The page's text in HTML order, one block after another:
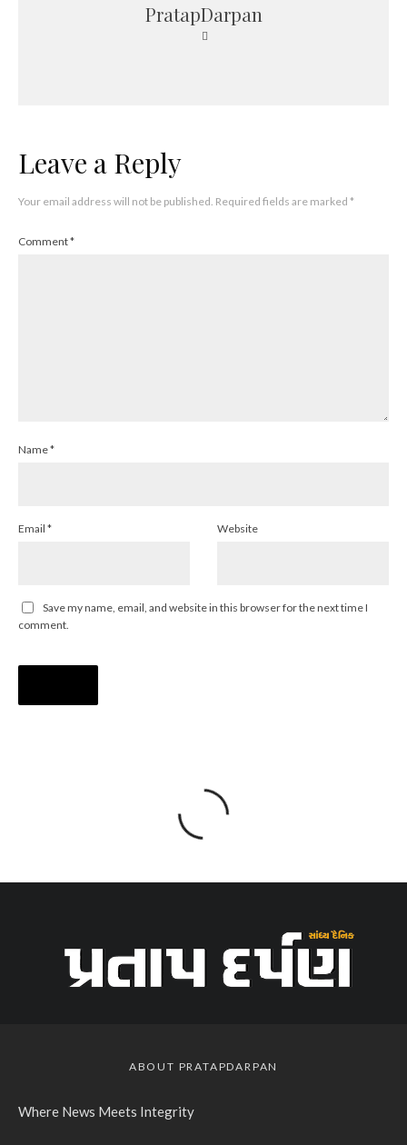
PratapDarpan
Leave a Reply
Your email address will not be published. Required fields are marked *
Comment*
Name*
Email * Website
Save my name, email, and website in this browser for the next time I
comment.
ABOUT PRATAPDARPAN
Where News Meets Integrity